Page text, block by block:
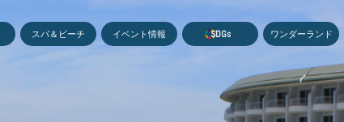
スパ＆ビーチ イベント情報 SDGs ワンダーランド